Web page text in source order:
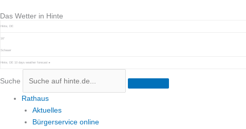
Inhalt
springen
Das Wetter in Hinte
Hinte, DE
16°
Schauer
Hinte, DE 10 days weather forecast ▸
Suche
Rathaus
Aktuelles
Bürgerservice online